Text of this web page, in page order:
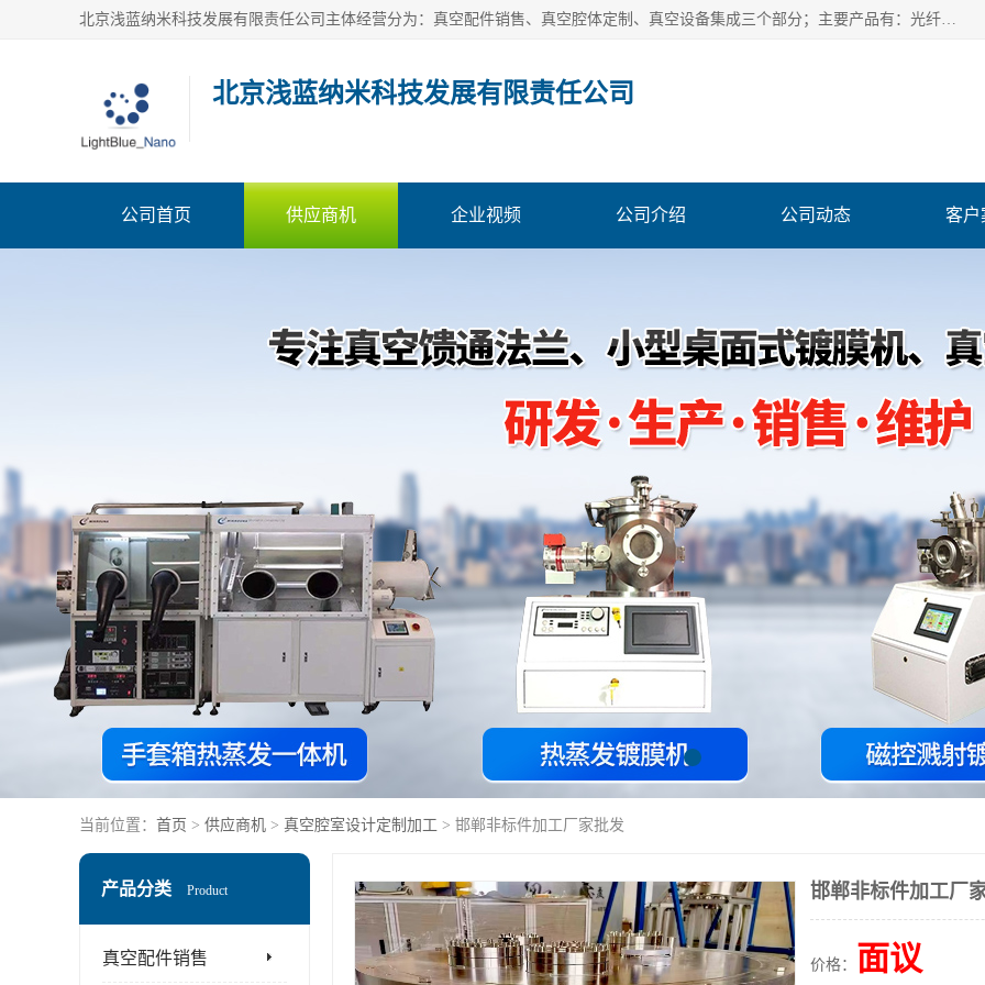
北京浅蓝纳米科技发展有限责任公司主体经营分为：真空配件销售、真空腔体定制、真空设备集成三个部分；主要产品有：光纤真空馈通法兰、光纤真空法兰、光纤法兰、低损耗光纤真空法兰；源瓶、ALD源瓶、MO源瓶、CVD源瓶、50ml源瓶现货、隔膜阀、波纹管密封阀；真空航插电极法兰、电极法兰、真空法兰、信号法兰、陶封电极法兰、D型真空电极；真空腔体定制、磁控溅射、热蒸发镀膜机、PE-CVD、ALD；
北京浅蓝纳米科技发展有限责任公司
公司首页 供应商机 企业视频 公司介绍 公司动态 客户
当前位置： 首页 > 供应商机 > 真空腔室设计定制加工 > 邯郸非标件加工厂家批发
产品分类 Product
真空配件销售
邯郸非标件加工厂
价格： 面议